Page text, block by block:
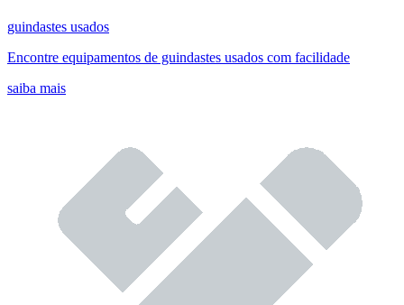
guindastes usados
Encontre equipamentos de guindastes usados com facilidade
saiba mais